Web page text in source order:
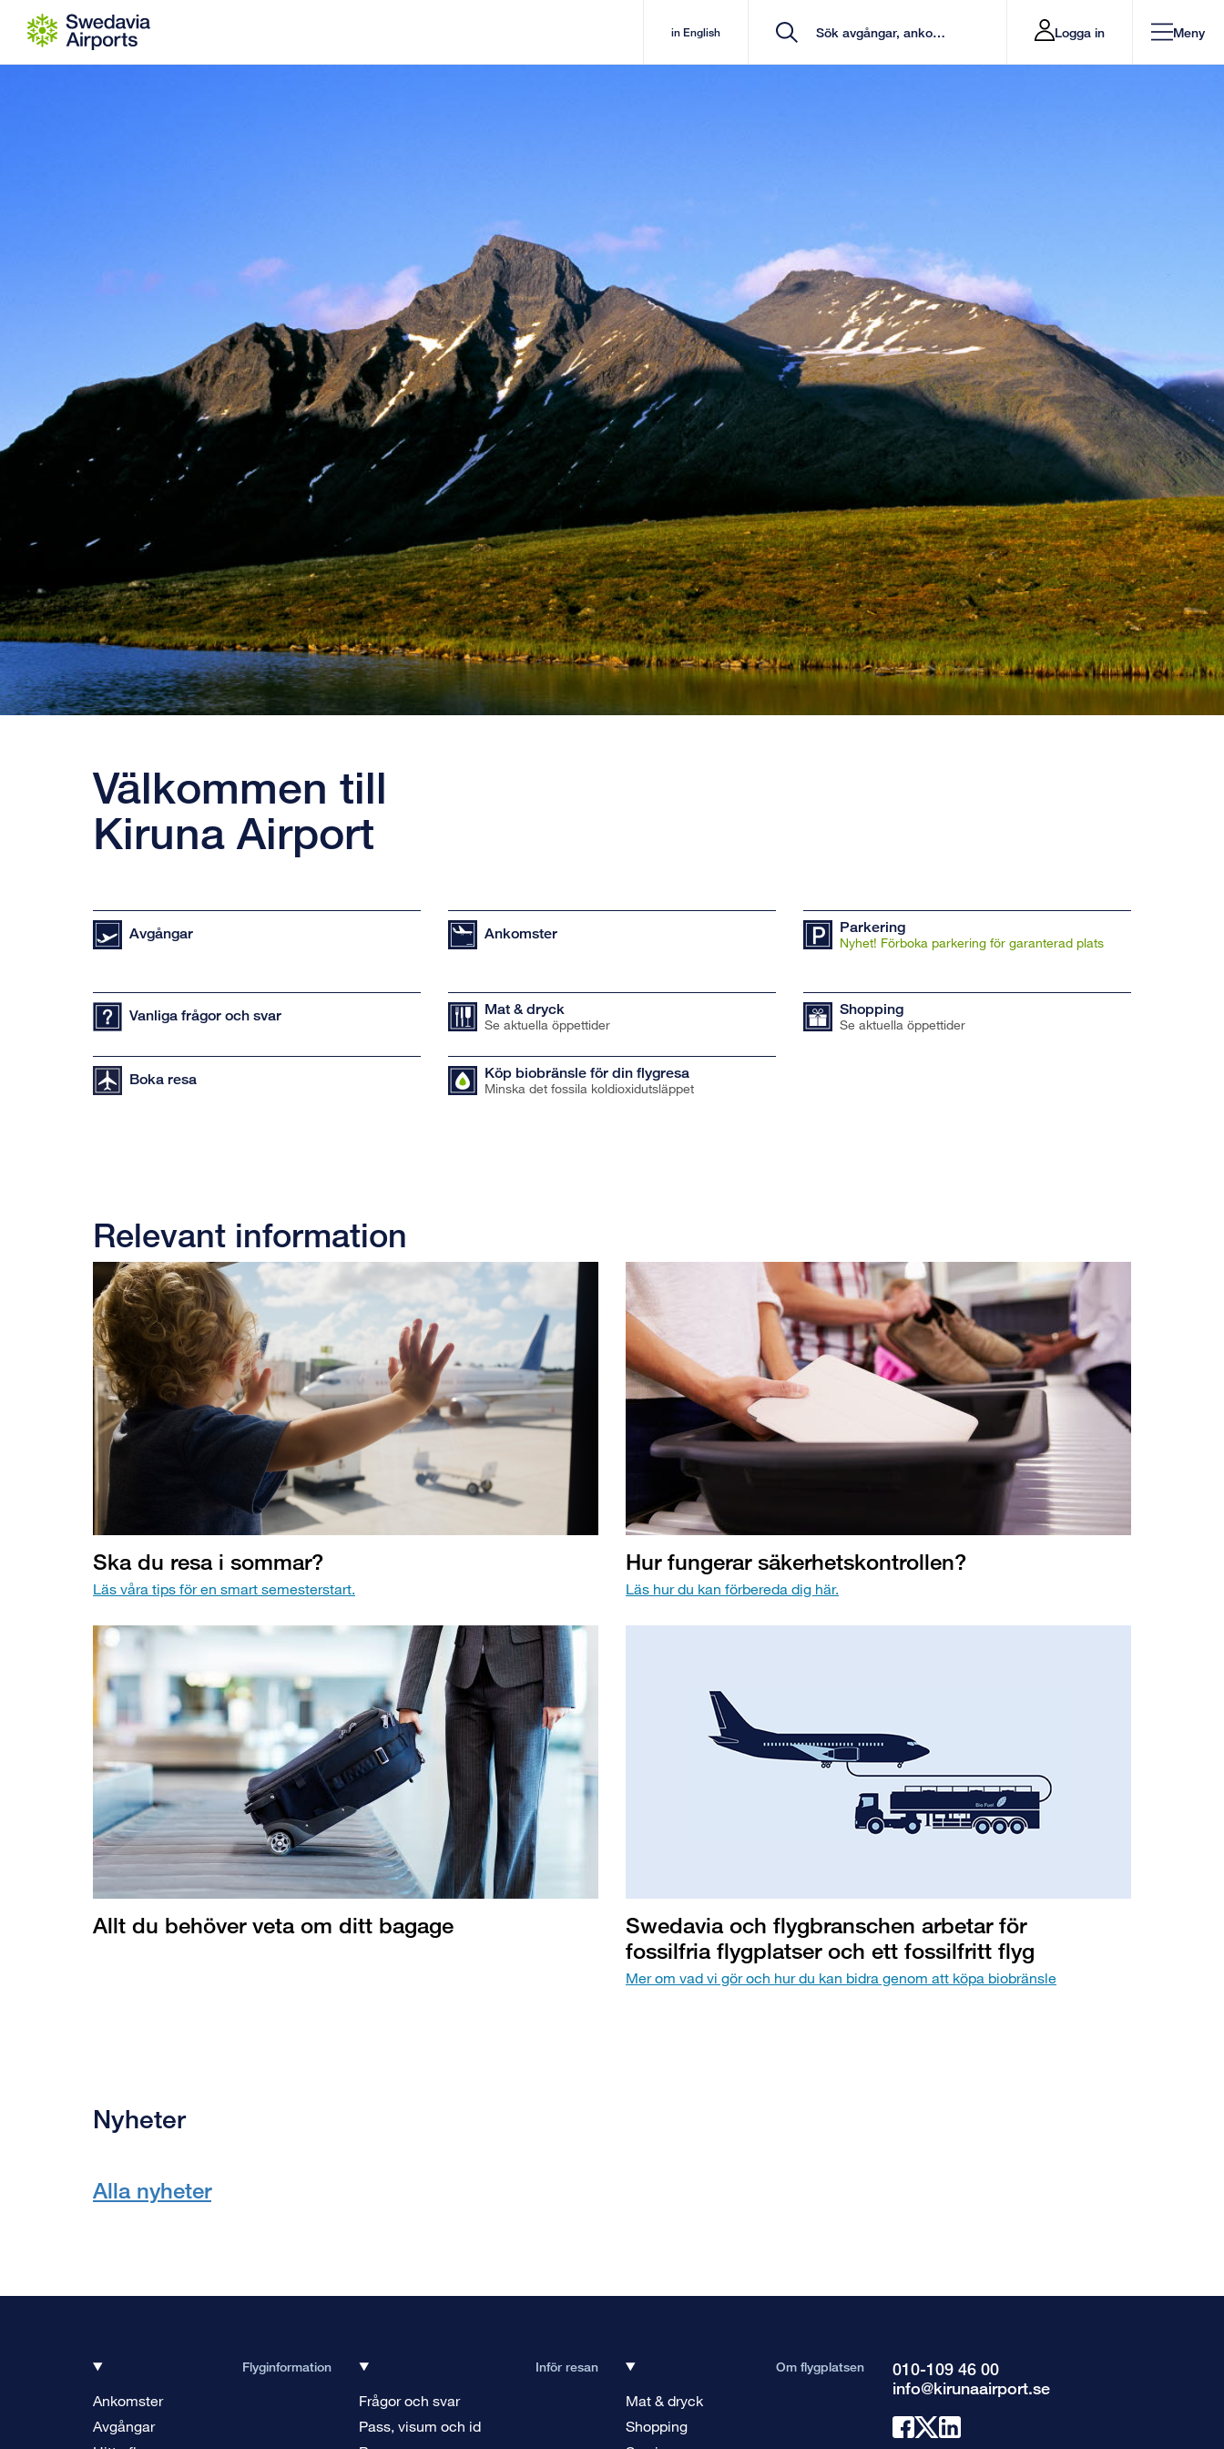
Gå till innehåll
in English Logga in Meny
Välkommen till
Kiruna Airport
Avgångar Ankomster Parkering
Nyhet! Förboka parkering för garanterad plats
Vanliga frågor och svar Mat & dryck
Se aktuella öppettider
Shopping
Se aktuella öppettider
Boka resa Köp biobränsle för din flygresa
Minska det fossila koldioxidutsläppet
Relevant information
Ska du resa i sommar?
Läs våra tips för en smart semesterstart.
Hur fungerar säkerhetskontrollen?
Läs hur du kan förbereda dig här.
Allt du behöver veta om ditt bagage
Swedavia och flygbranschen arbetar för
fossilfria flygplatser och ett fossilfritt flyg
Mer om vad vi gör och hur du kan bidra genom att köpa biobränsle
Nyheter
Alla nyheter
Flyginformation
Ankomster
Avgångar
Inför resan
Frågor och svar
Pass, visum och id
Om flygplatsen
Mat & dryck
Shopping
010-109 46 00
info@kirunaairport.se
LänkLänk